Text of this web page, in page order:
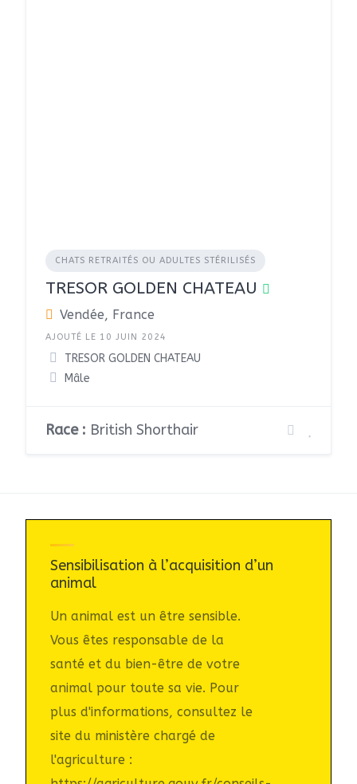
CHATS RETRAITÉS OU ADULTES STÉRILISÉS
TRESOR GOLDEN CHATEAU
Vendée, France
AJOUTÉ LE 10 JUIN 2024
TRESOR GOLDEN CHATEAU
Mâle
Race : British Shorthair
Sensibilisation à l’acquisition d’un
animal
Un animal est un être sensible.
Vous êtes responsable de la
santé et du bien-être de votre
animal pour toute sa vie. Pour
plus d'informations, consultez le
site du ministère chargé de
l'agriculture :